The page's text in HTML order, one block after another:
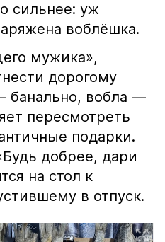
сильнее: уж
воблёшка.
мужика»,
дорогому
банально, вобла —
пересмотреть
подарки.
добрее, дари
на стол к
в отпуск.